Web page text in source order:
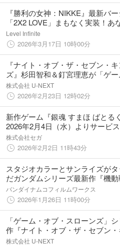
『勝利の女神：NIKKE』最新バ
「2X2 LOVE」まもなく実装！あ
導く、青春と恋のストーリーがい
Level Infinite
2026年3月17日 10時00分
『ナイト・オブ・ザ・セブン・
ズ』杉田智和＆釘宮理恵が「ゲ
スローンズ」シリーズ初参戦の日
がU-NEXTにて全話配信開始！
株式会社 U-NEXT
2026年2月23日 12時02分
新作ゲーム『銀魂 すまほ ばとる
2026年2月4日（水）よりサービ
株式会社セガ
2026年2月2日 11時43分
スタジオカラーとサンライズが
だガンダムシリーズ最新作『機
Gundam GQuuuuuuX』Blu-ray＆
月28日発売
バンダイナムコフィルムワークス
2026年1月26日 11時00分
「ゲーム・オブ・スローンズ」
作『ナイト・オブ・ザ・セブン
ズ』U-NEXT独占配信開始！杉田
株式会社 U-NEXT